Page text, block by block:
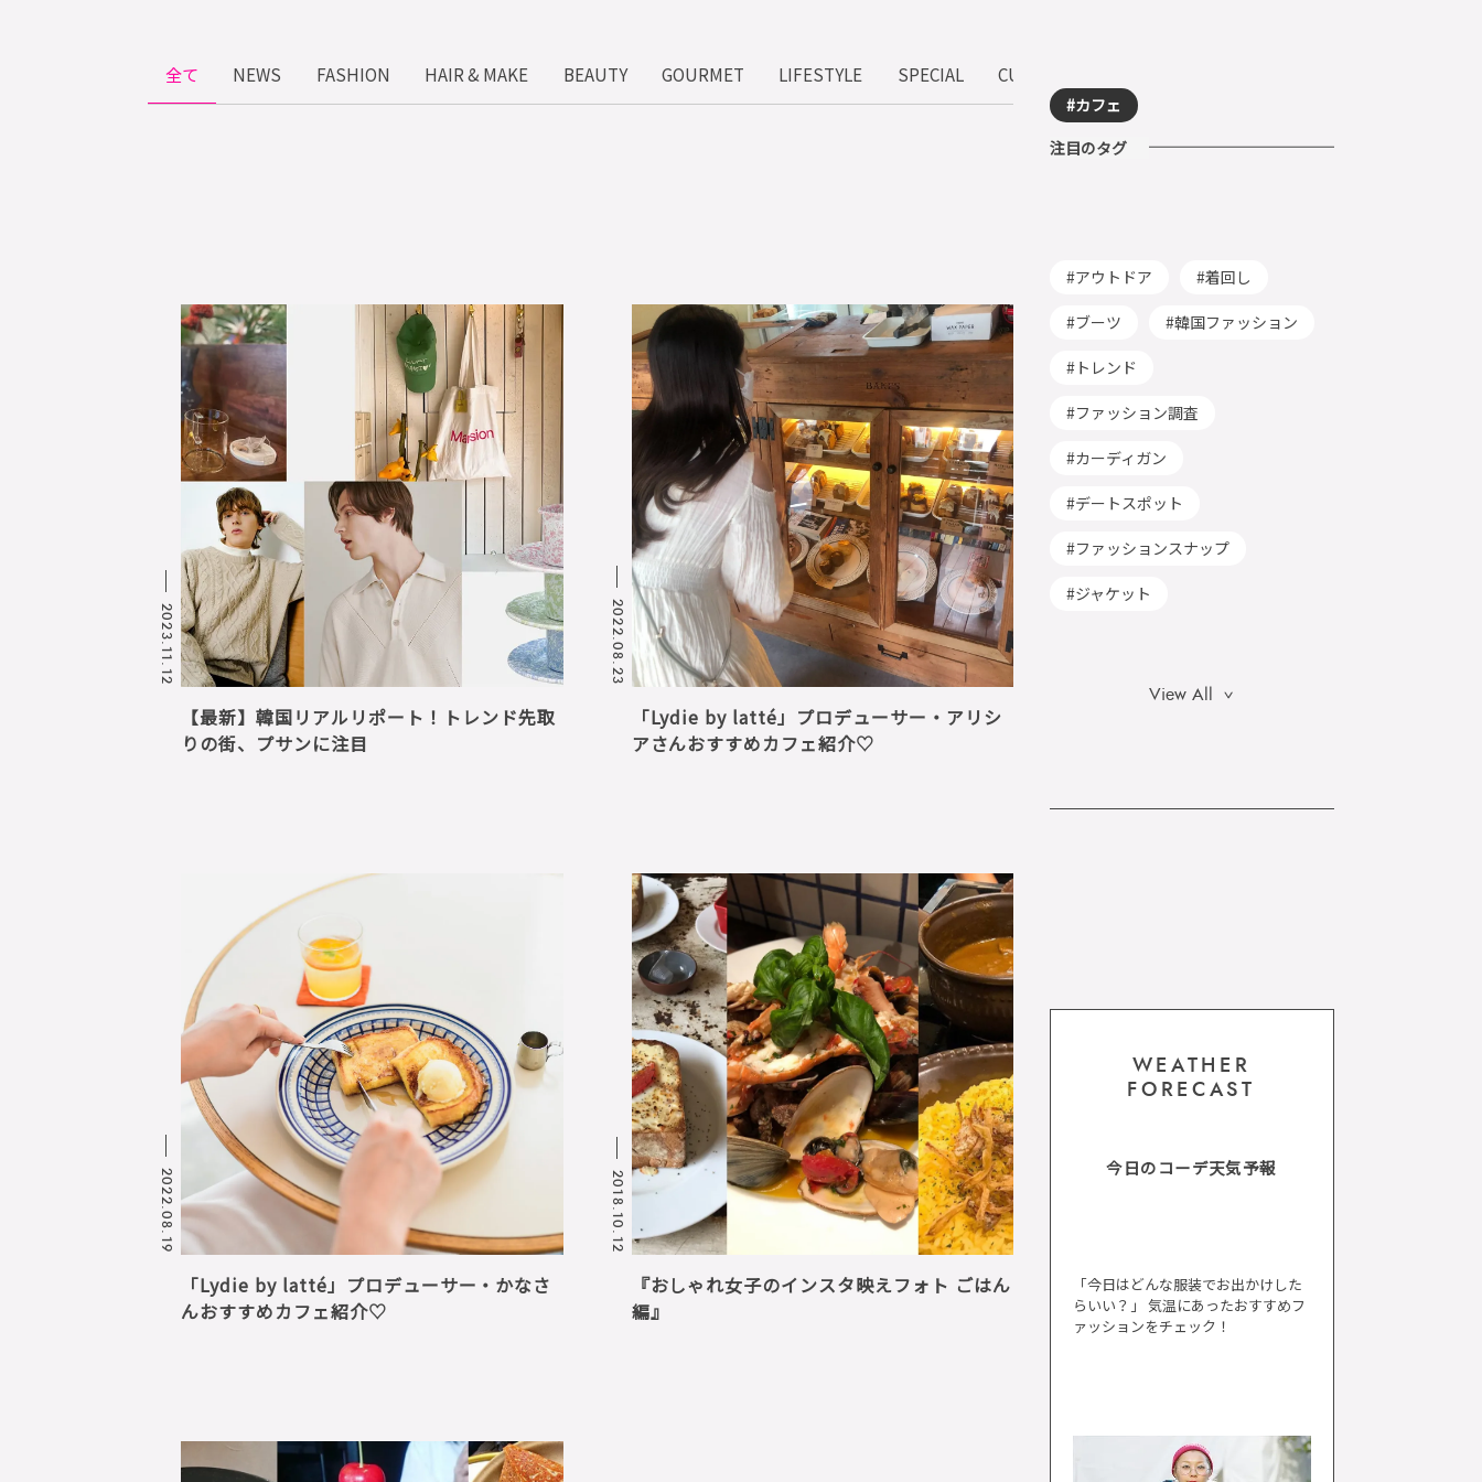
全て NEWS FASHION HAIR & MAKE BEAUTY GOURMET LIFESTYLE SPECIAL CULTURE
2023.11.12
【最新】韓国リアルリポート！トレンド先取
りの街、プサンに注目
2022.08.23
「Lydie by latté」プロデューサー・アリシ
アさんおすすめカフェ紹介♡
2022.08.19
「Lydie by latté」プロデューサー・かなさ
んおすすめカフェ紹介♡
2018.10.12
『おしゃれ女子のインスタ映えフォト ごはん
編』
カフェ
注目のタグ
アウトドア 着回し
ブーツ 韓国ファッション
トレンド
ファッション調査
カーディガン
デートスポット
ファッションスナップ
ジャケット
View All
WEATHER
FORECAST
今日のコーデ天気予報
「今日はどんな服装でお出かけした
らいい？」 気温にあったおすすめフ
ァッションをチェック！